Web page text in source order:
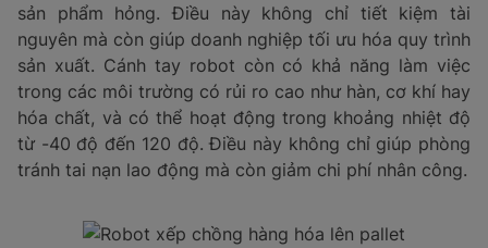
sản phẩm hỏng. Điều này không chỉ tiết kiệm tài
nguyên mà còn giúp doanh nghiệp tối ưu hóa quy trình
sản xuất. Cánh tay robot còn có khả năng làm việc
trong các môi trường có rủi ro cao như hàn, cơ khí hay
hóa chất, và có thể hoạt động trong khoảng nhiệt độ
từ -40 độ đến 120 độ. Điều này không chỉ giúp phòng
tránh tai nạn lao động mà còn giảm chi phí nhân công.